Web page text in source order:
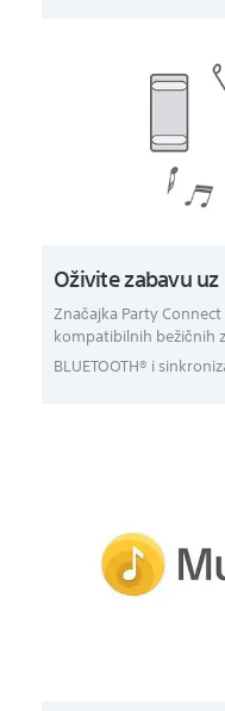
Oživite zabavu
Značajka Party
kompatibilnih bežičnih
BLUETOOTH® i